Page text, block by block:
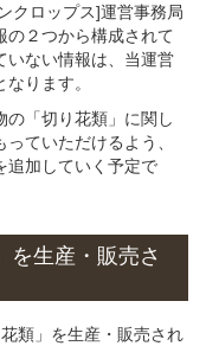
クロップス]運営事務局
の２つから構成されて
いない情報は、当運営
ります。
の「切り花類」に関し
ていただけるよう、
追加していく予定で
を生産・販売さ
類」を生産・販売され